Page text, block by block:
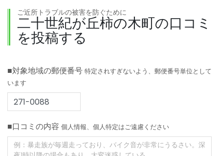
ご近所トラブルの被害を防ぐために
二十世紀が丘柿の木町の口コミ
を投稿する
■対象地域の郵便番号 特定されすぎないよう、郵便番号単位として
います
■口コミの内容 個人情報、個人特定はご遠慮ください